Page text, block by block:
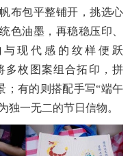
布包平整铺开，挑选心
色油墨，再稳稳压印、
现代感的纹样便跃
多枚图案组合拓印，拼
；有的则搭配手写“端午
独一无二的节日信物。